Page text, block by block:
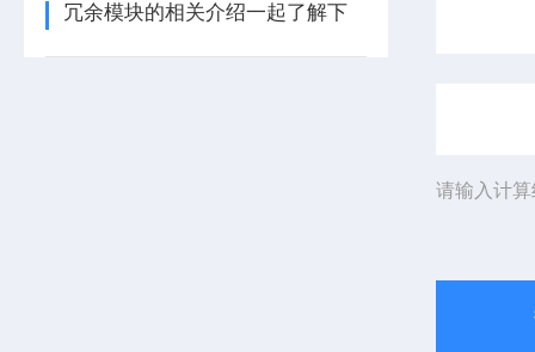
冗余模块的相关介绍一起了解下
请输入计